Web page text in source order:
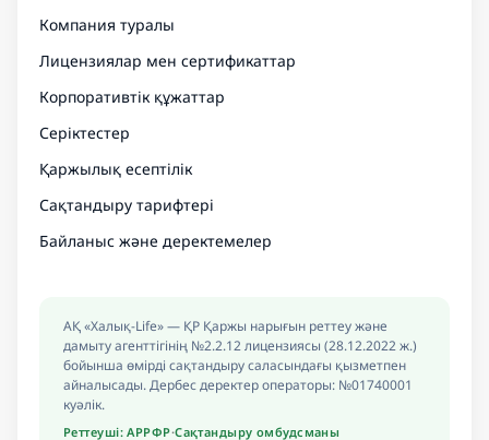
Компания туралы
Лицензиялар мен сертификаттар
Корпоративтік құжаттар
Серіктестер
Қаржылық есептілік
Сақтандыру тарифтері
Байланыс және деректемелер
АҚ «Халық-Life» — ҚР Қаржы нарығын реттеу және
дамыту агенттігінің №2.2.12 лицензиясы (28.12.2022 ж.)
бойынша өмірді сақтандыру саласындағы қызметпен
айналысады. Дербес деректер операторы: №01740001
куәлік.
Реттеуші: АРРФР·Сақтандыру омбудсманы